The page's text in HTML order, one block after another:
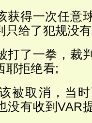
获得一次任意
只给了犯规没
打了一拳，裁
耶拒绝看;
被取消，当
没有收到VAR